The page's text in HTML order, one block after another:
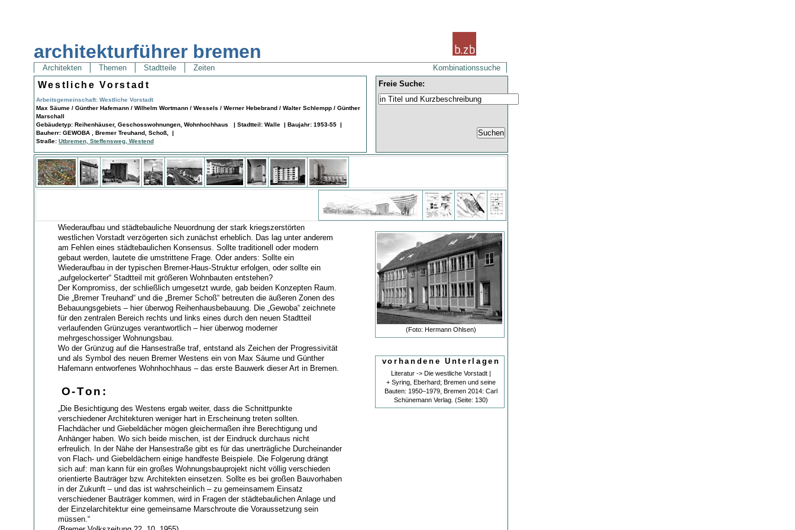
architekturführer bremen
Architekten Themen Stadtteile Zeiten Kombinationssuche
Westliche Vorstadt
Arbeitsgemeinschaft: Westliche Vorstadt
Max Säume / Günther Hafemann / Wilhelm Wortmann / Wessels / Werner Hebebrand / Walter Schlempp / Günther
Marschall
Gebäudetyp: Reihenhäuser, Geschosswohnungen, Wohnhochhaus | Stadtteil: Walle | Baujahr: 1953-55 |
Bauherr: GEWOBA , Bremer Treuhand, Schoß, |
Straße: Utbremen, Steffensweg, Westend
Freie Suche:
(Foto: Hermann Ohlsen)
vorhandene Unterlagen
Literatur -> Die westliche Vorstadt |
+ Syring, Eberhard; Bremen und seine
Bauten: 1950–1979, Bremen 2014: Carl
Schünemann Verlag. (Seite: 130)
Wiederaufbau und städtebauliche Neuordnung der stark kriegszerstörten
westlichen Vorstadt verzögerten sich zunächst erheblich. Das lag unter anderem
am Fehlen eines städtebaulichen Konsensus. Sollte traditionell oder modern
gebaut werden, lautete die umstrittene Frage. Oder anders: Sollte ein
Wiederaufbau in der typischen Bremer-Haus-Struktur erfolgen, oder sollte ein
„aufgelockerter“ Stadtteil mit größeren Wohnbauten entstehen?
Der Kompromiss, der schließlich umgesetzt wurde, gab beiden Konzepten Raum.
Die „Bremer Treuhand“ und die „Bremer Schoß“ betreuten die äußeren Zonen des
Bebauungsgebiets – hier überwog Reihenhausbebauung. Die „Gewoba“ zeichnete
für den zentralen Bereich rechts und links eines durch den neuen Stadtteil
verlaufenden Grünzuges verantwortlich – hier überwog moderner
mehrgeschossiger Wohnungsbau.
Wo der Grünzug auf die Hansestraße traf, entstand als Zeichen der Progressivität
und als Symbol des neuen Bremer Westens ein von Max Säume und Günther
Hafemann entworfenes Wohnhochhaus – das erste Bauwerk dieser Art in Bremen.
O-Ton:
„Die Besichtigung des Westens ergab weiter, dass die Schnittpunkte
verschiedener Architekturen weniger hart in Erscheinung treten sollten.
Flachdächer und Giebeldächer mögen gleichermaßen ihre Berechtigung und
Anhänger haben. Wo sich beide mischen, ist der Eindruck durchaus nicht
erfreulich. In der Nähe der Hansestraße gibt es für das unerträgliche Durcheinander
von Flach- und Giebeldächern einige handfeste Beispiele. Die Folgerung drängt
sich auf: man kann für ein großes Wohnungsbauprojekt nicht völlig verschieden
orientierte Bauträger bzw. Architekten einsetzen. Sollte es bei großen Bauvorhaben
in der Zukunft – und das ist wahrscheinlich – zu gemeinsamem Einsatz
verschiedener Bauträger kommen, wird in Fragen der städtebaulichen Anlage und
der Einzelarchitektur eine gemeinsame Marschroute die Voraussetzung sein
müssen.“